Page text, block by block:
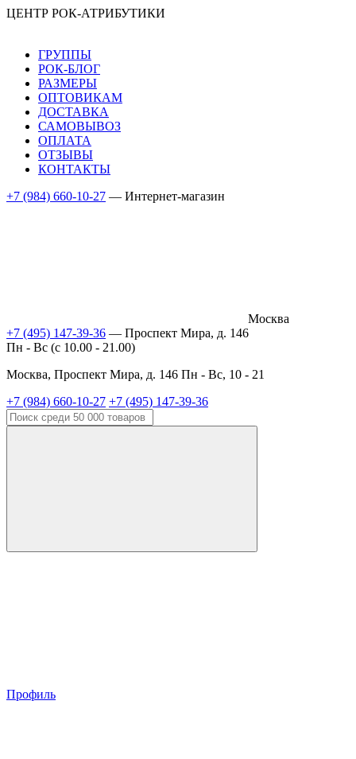
ЦЕНТР РОК-АТРИБУТИКИ
ГРУППЫ
РОК-БЛОГ
РАЗМЕРЫ
ОПТОВИКАМ
ДОСТАВКА
САМОВЫВОЗ
ОПЛАТА
ОТЗЫВЫ
КОНТАКТЫ
+7 (984) 660-10-27 — Интернет-магазин
Москва
+7 (495) 147-39-36 — Проспект Мира, д. 146
Пн - Вс (c 10.00 - 21.00)
Москва, Проспект Мира, д. 146 Пн - Вс, 10 - 21
+7 (984) 660-10-27 +7 (495) 147-39-36
Профиль